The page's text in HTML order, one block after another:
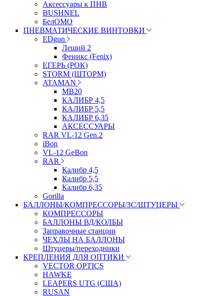
Аксессуары к ПНВ
BUSHNEL
БелОМО
ПНЕВМАТИЧЕСКИЕ ВИНТОВКИ
EDgun
Леший 2
Феникс (Fenix)
ЕГЕРЬ (РОК)
STORM (ШТОРМ)
ATAMAN
МВ20
КАЛИБР 4,5
КАЛИБР 5,5
КАЛИБР 6,35
АКСЕССУАРЫ
RAR VL-12 Gen.2
iBon
VL-12 GeBon
RAR
Калибр 4,5
Калибр 5,5
Калибр 6,35
Gorilla
БАЛЛОНЫ/КОМПРЕССОРЫ/ЗС/ШТУЦЕРЫ
КОМПРЕССОРЫ
БАЛЛОНЫ ВД/КОЛБЫ
Заправочные станции
ЧЕХЛЫ НА БАЛЛОНЫ
Штуцеры/переходники
КРЕПЛЕНИЯ ДЛЯ ОПТИКИ
VECTOR OPTICS
HAWKE
LEAPERS UTG (США)
RUSAN